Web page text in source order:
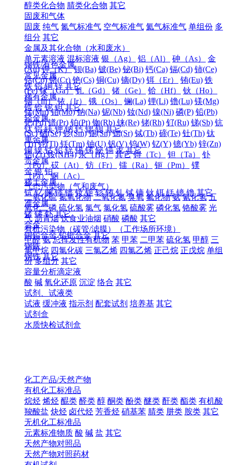
醇类化合物 腈类化合物 其它
固废和气体
固废 纯气 氮气标准气 空气标准气 氦气标准气 单组份 多
组分 其它
金属及其化合物（水和废水）
单元素溶液 混标溶液 银（Ag） 铝（Al） 砷（As）
金
(Au) 钾（K） 钡(Ba) 铍(Be) 铋(Bi) 钙(Ca) 镉(Cd) 铈(Ce)
钴(Co) 铬(Cr) 铯(Cs) 铜(Cu) 镝(Dy) 铒（Er） 铕(Eu) 铁
(Fe) 镓（Ga） 钆（Gd） 锗（Ge） 铪（Hf）
钬（Ho）
铟（In） 铱（Ir） 锇（Os） 镧(La) 锂(Li) 镥(Lu) 镁(Mg)
锰(Mn) 钼(Mo) 钠(Na) 铌(Nb) 钕(Nd) 镍(Ni) 磷(P) 铅(Pb)
钯(Pd) 镨(Pr) 铂(Pt) 铷(Rb) 铼(Re) 铑(Rh) 钌(Ru) 锑(Sb) 钪
(Sc) 硒(Se) 钐(Sm) 锡(Sn) 锶(Sr) 铽(Tb) 碲(Te) 钍(Th) 钛
(Ti) 铊(Tl) 铥(Tm) 铀(U) 钒(V) 钨(W) 钇(Y) 镱(Yb) 锌(Zn)
锆(Zr) 铵(NH4) 汞（Hg） 其它 锝（Tc） 钽（Ta）
钋
（Po） 砹（At） 钫（Fr） 镭（Ra） 钷（Pm）
镤
（Pa） 锕（Ac）
气态污染物（气和废气）
二氧化硫 氮氧化物 二氧化氮 臭氧 氟化物 氨 氰化氢 五
氧化二磷 硫化氢 氯气 氯化氢 硫酸雾 磷化氢 铬酸雾 光
气 沥青烟 饮食业油烟 硝酸 磷酸 其它
有机污染物（碳管/滤膜）（工作场所环境）
甲醛 氨 总挥发性有机物 苯 甲苯 二甲苯 硫化氢 甲醇 三
氯甲烷 四氯化碳 三氯乙烯 四氯乙烯 正己烷 正戊烷 单组
份 多组分 其它
容量分析滴定液
酸 碱 氧化还原 沉淀 络合 其它
试剂、试液类
试液 缓冲液 指示剂 配套试剂 培养基 其它
试剂盒
水质快检试剂盒
钢铁/有色金属
常见金属
铁 铝 铜 锌 其它
稀有金属
锆 铪 铌 钽 其它
轻金属
钛 铝 镁 钾 钠 钙 锶 钡 其它
重金属
铜 镍 钴 铅 锌 锡 锑 铋 镉 汞 其它
贵金属
金 银 铂
稀土金属
钪 钇 镧 铈 镨 钕 钷 钐 铕 钆 铽 镝 钬 铒 铥 镱 镥 其它
准金属
锗 锑 钋 其它
合金
铜铅合金 铅钯合金 其它
钢铁
钢铁 其它
化工产品/天然产物
有机化工标准品
烷烃 烯烃 醌类 醛类 醇 酮类 酚类 醚类 酐类 酯类 有机酸
羧酸盐 炔烃 卤代烃 芳香烃 硝基苯 腈类 肼类 胺类 其它
无机化工标准品
元素标准物质 酸 碱 盐 其它
天然产物对照品
天然产物对照药材